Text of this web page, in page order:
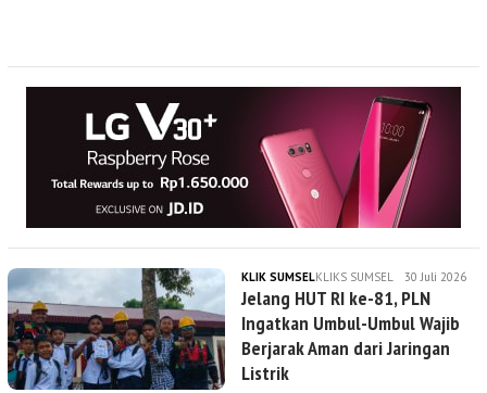
KLIK SUMSELKLIKS SUMSEL 30 Juli 2026
Jelang HUT RI ke-81, PLN
Ingatkan Umbul-Umbul Wajib
Berjarak Aman dari Jaringan
Listrik